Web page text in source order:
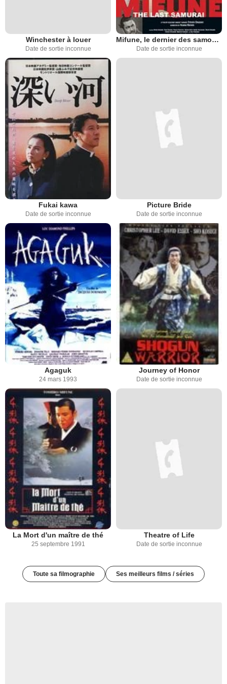
Winchester à louer
Date de sortie inconnue
Mifune, le dernier des samouraïs
Date de sortie inconnue
Fukai kawa
Date de sortie inconnue
Picture Bride
Date de sortie inconnue
Agaguk
24 mars 1993
Journey of Honor
Date de sortie inconnue
La Mort d'un maître de thé
25 septembre 1991
Theatre of Life
Date de sortie inconnue
Toute sa filmographie Ses meilleurs films / séries